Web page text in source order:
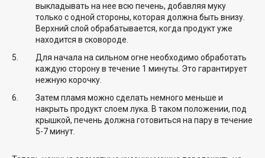
выкладывать на нее всю печень, добавляя муку
только с одной стороны, которая должна быть внизу.
Верхний слой обрабатывается, когда продукт уже
находится в сковороде.
Для начала на сильном огне необходимо обработать
каждую сторону в течение 1 минуты. Это гарантирует
нежную корочку.
Затем пламя можно сделать немного меньше и
накрыть продукт слоем лука. В таком положении, под
крышкой, печень должна готовиться на пару в течение
5-7 минут.